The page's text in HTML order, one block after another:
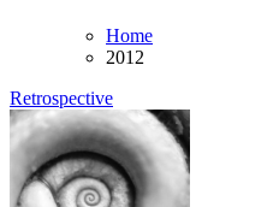
Home
2012
Retrospective